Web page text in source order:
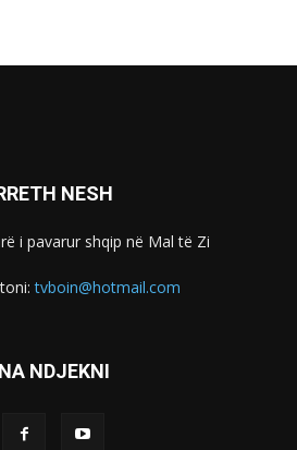
NESH
i pavarur shqip në Mal të Zi
tvboin@hotmail.com
NA NDJEKNI